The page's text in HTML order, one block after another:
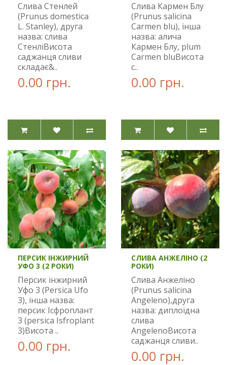
Слива Стенлей
(Prunus domestica
L. Stanley), друга
назва: слива
СтенліВисота
саджанця сливи
складає&..
0.00 грн.
Слива Кармен Блу
(Prunus salicina
Carmen blu), інша
назва: алича
Кармен Блу, plum
Carmen bluВисота
с..
0.00 грн.
ПЕРСИК ІНЖИРНИЙ
УФО 3 (2 РОКИ)
Персик інжирний
Уфо 3 (Persica Ufo
3), інша назва:
персик Ісфроплант
3 (persica Isfroplant
3)Висота ..
0.00 грн.
СЛИВА АНЖЕЛІНО (2
РОКИ)
Слива Анжеліно
(Prunus salicina
Angeleno),друга
назва: диплоїдна
слива
AngelenoВисота
саджанця сливи..
0.00 грн.